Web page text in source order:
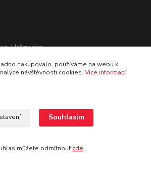
Heřmanice
nakupovalo, používáme na webu k
návštěvnosti cookies. Více informací
Souhlasím
můžete odmítnout zde.